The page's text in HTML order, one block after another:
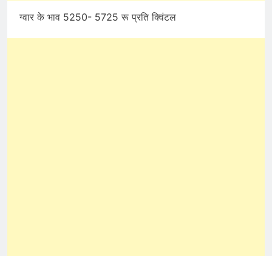
ग्वार के भाव 5250- 5725 रू प्रति क्विंटल